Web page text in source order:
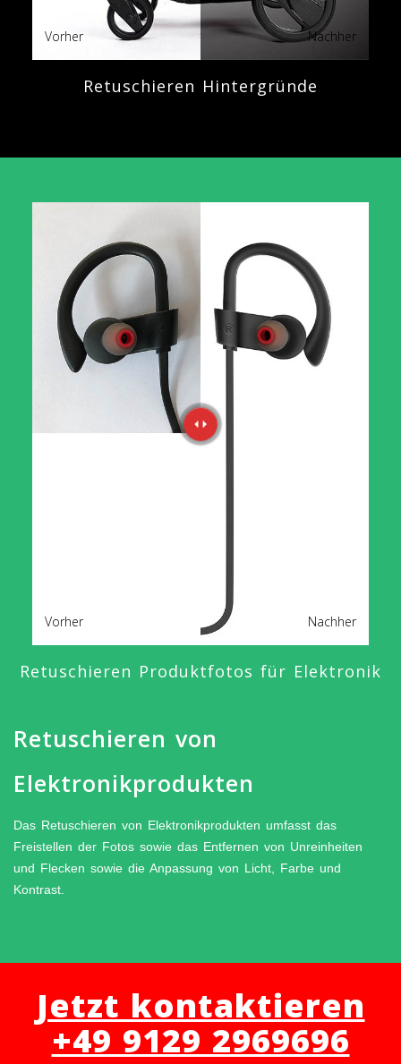
Nachher
Vorher
Retuschieren Hintergründe
Nachher
Vorher
Retuschieren Produktfotos für Elektronik
Retuschieren von
Elektronikprodukten
Das Retuschieren von Elektronikprodukten umfasst das
Freistellen der Fotos sowie das Entfernen von Unreinheiten
und Flecken sowie die Anpassung von Licht, Farbe und
Kontrast.
Jetzt kontaktieren
+49 9129 2969696